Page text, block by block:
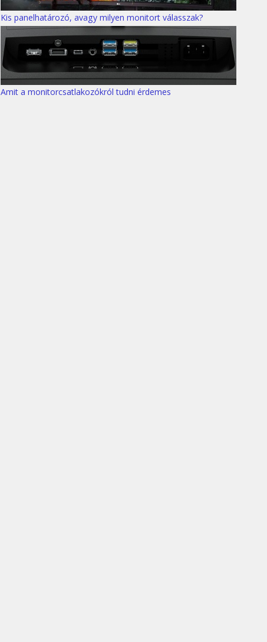
Kis panelhatározó, avagy milyen monitort válasszak?
Amit a monitorcsatlakozókról tudni érdemes